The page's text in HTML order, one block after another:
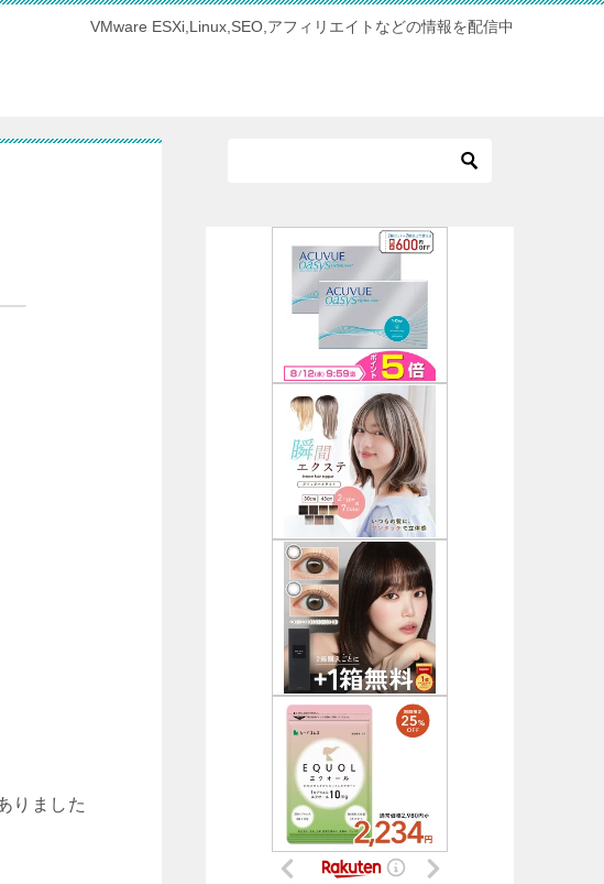
VMware ESXi,Linux,SEO,アフィリエイトなどの情報を配信中
りました